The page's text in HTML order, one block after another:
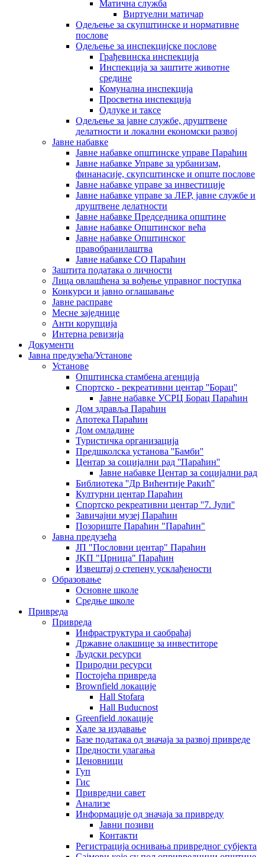
Матична служба
Виртуелни матичар
Одељење за скупштинске и нормативне
послове
Одељење за инспекцијске послове
Грађевинска инспекција
Инспекција за заштите животне
средине
Комунална инспекција
Просветна инспекција
Одлуке и таксе
Одељење за јавне службе, друштвене
делатности и локални економски развој
Јавне набавке
Јавне набавке општинске управе Параћин
Јавне набавке Управе за урбанизам,
финанасије, скупсштинске и опште послове
Јавне набавке управе за инвестиције
Јавне набавке управе за ЛЕР, јавне службе и
друштвене делатности
Јавне набавке Председника општине
Јавне набавке Општинског већа
Јавне набавке Општинског
правобранилаштва
Јавне набавке СО Параћин
Заштита података о личности
Лица овлашћена за вођење управног поступка
Конкурси и јавно оглашавање
Јавне расправе
Месне заједнице
Анти корупција
Интерна ревизија
Документи
Јавна предузећа/Установе
Установе
Општинскa стамбенa агенцијa
Спортско - рекреативни центар ''Борац''
Јавне набавке УСРЦ Борац Параћин
Дом здравља Параћин
Апотека Параћин
Дом омладине
Туристичка организација
Предшколска установа ''Бамби''
Центар за социјални рад ''Параћин''
Јавне набавке Центар за социјални рад
Библиотека ''Др Вићентије Ракић''
Културни центар Параћин
Спортско рекреативни центар ''7. Јули''
Завичајни музеј Параћин
Позориште Параћин "Параћин"
Јавна предузећа
ЈП "Пословни центар" Параћин
ЈKП "Црница" Параћин
Извештај о степену усклађености
Образовање
Основне школе
Средње школе
Привреда
Привреда
Инфраструктура и саобраћај
Државне олакшице за инвеститоре
Људски ресурси
Природни ресурси
Постојећа привреда
Brownfield локације
Hall Stofara
Hall Buducnost
Greenfield локације
Хале за издавање
Базе података од значаја за развој привреде
Предности улагања
Ценовници
Гуп
Гис
Привредни савет
Aнализе
Информације од значаја за привреду
Јавни позиви
Контакти
Регистрација оснивања привредног субјекта